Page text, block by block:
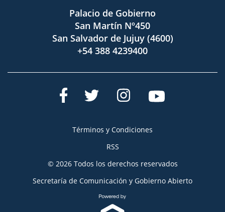
Palacio de Gobierno
San Martín Nº450
San Salvador de Jujuy (4600)
+54 388 4239400
Términos y Condiciones
RSS
© 2026 Todos los derechos reservados
Secretaría de Comunicación y Gobierno Abierto